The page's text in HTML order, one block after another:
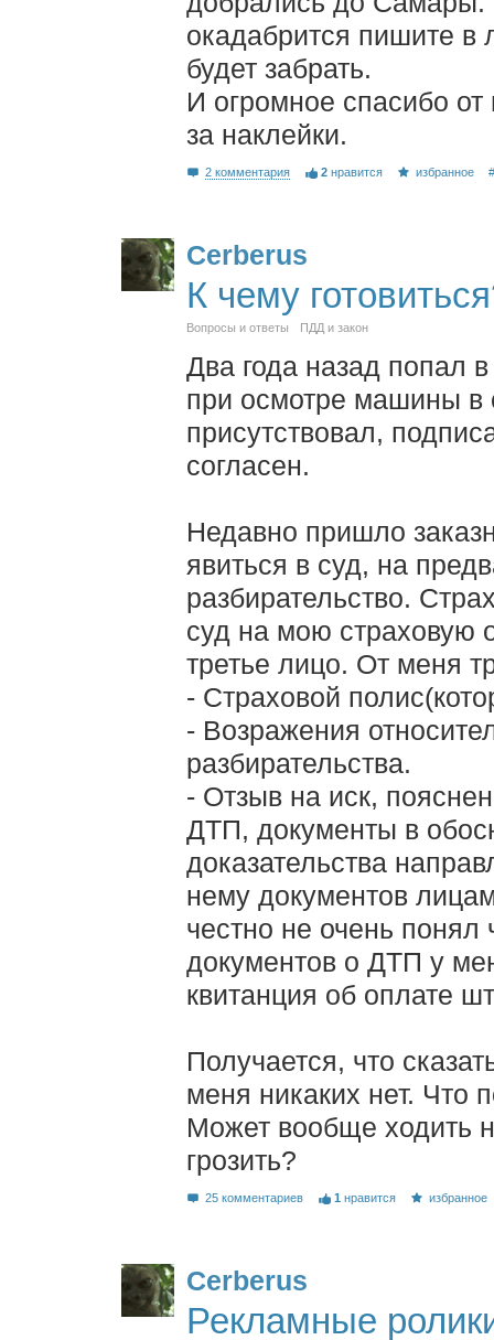
окадабрится пишите в
будет забрать.
И огромное спасибо
за наклейки.
2 комментария 2 нравится избранное
Cerberus
К чему
Вопросы и ответы ПДД и закон
Два года назад попал
при осмотре машины в
присутствовал,
согласен.
Недавно пришло
явиться в суд, на
разбирательство.
суд на мою страховую
третье лицо. От меня
- Страховой
- Возражения
разбирательства.
- Отзыв на иск,
ДТП, документы в
доказательства
нему документов
честно не очень понял
документов о ДТП у
квитанция об оплате
Получается, что
меня никаких нет. Что
Может вообще ходить
грозить?
25 комментариев 1 нравится избранное
Cerberus
Рекламные